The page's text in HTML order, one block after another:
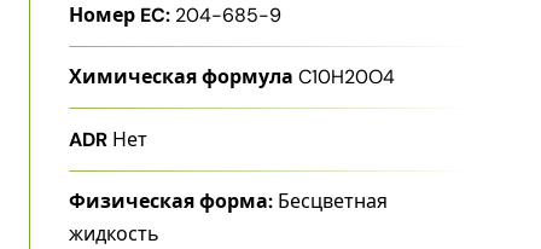
Номер EC: 204-685-9
Химическая формула C10H20O4
ADR Нет
Физическая форма: Бесцветная
жидкость